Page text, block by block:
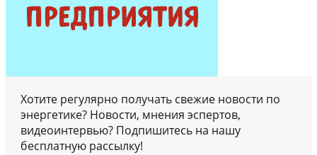
Хотите регулярно получать свежие новости по
энергетике? Новости, мнения эспертов,
видеоинтервью? Подпишитесь на нашу
бесплатную рассылку!